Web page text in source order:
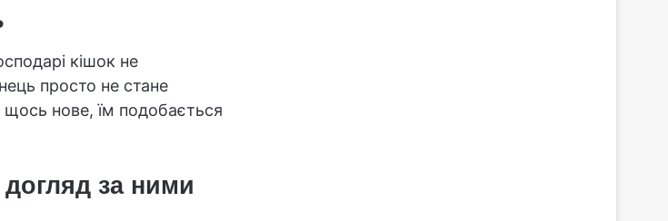
кішок не
просто не стане
щось нове, їм подобається
за ними